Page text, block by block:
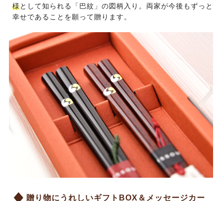
様として知られる「巴紋」の図柄入り。両家が今後もずっと
幸せであることを願って贈ります。
贈り物にうれしいギフトBOX＆メッセージカー